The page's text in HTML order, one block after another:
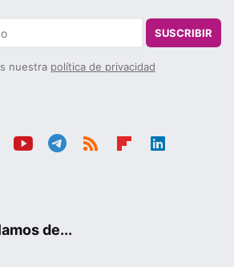
SUSCRIBIR
nuestra política de privacidad
de...